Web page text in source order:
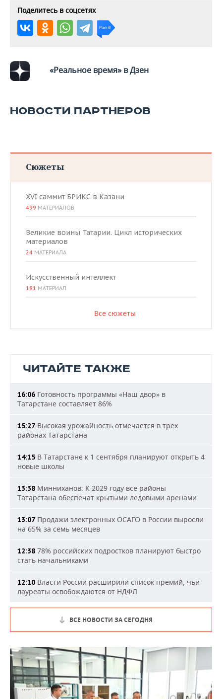
Поделитесь в соцсетях
«Реальное время» в Дзен
НОВОСТИ ПАРТНЕРОВ
Сюжеты
XVI саммит БРИКС в Казани
499 МАТЕРИАЛОВ
Великие воины Татарии. Цикл исторических
материалов
24 МАТЕРИАЛА
Искусственный интеллект
181 МАТЕРИАЛ
Все сюжеты
ЧИТАЙТЕ ТАКЖЕ
16:06 Готовность программы «Наш двор» в
Татарстане составляет 86%
15:27 Высокая урожайность отмечается в трех
районах Татарстана
14:15 В Татарстане к 1 сентября планируют открыть 4
новые школы
13:38 Минниханов: К 2029 году все районы
Татарстана обеспечат крытыми ледовыми аренами
13:07 Продажи электронных ОСАГО в России выросли
на 65% за семь месяцев
12:38 78% российских подростков планируют быстро
стать начальниками
12:10 Власти России расширили список премий, чьи
лауреаты освобождаются от НДФЛ
ВСЕ НОВОСТИ ЗА СЕГОДНЯ